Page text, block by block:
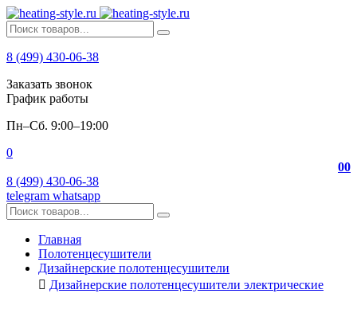
8 (499) 430-06-38
Заказать звонок
График работы
Пн–Сб. 9:00–19:00
0
00
8 (499) 430-06-38
telegram whatsapp
Главная
Полотенцесушители
Дизайнерские полотенцесушители
Дизайнерские полотенцесушители электрические